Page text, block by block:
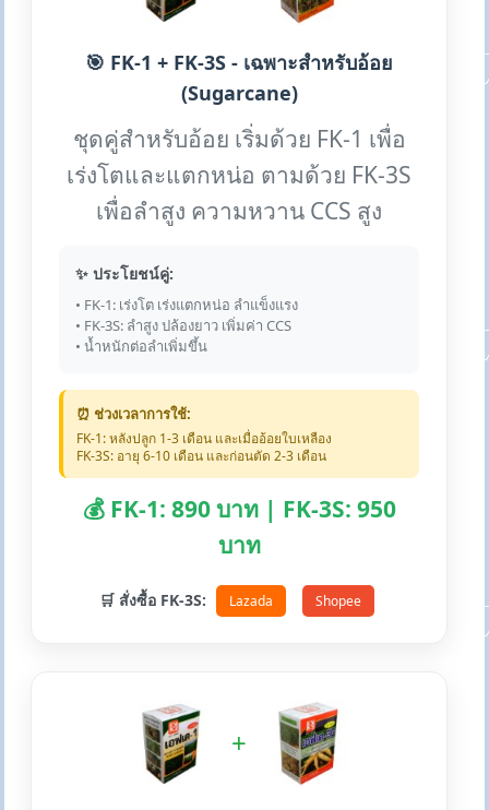
🎯 FK-1 + FK-3S - เฉพาะสำหรับอ้อย
(Sugarcane)
ชุดคู่สำหรับอ้อย เริ่มด้วย FK-1 เพื่อ
เร่งโตและแตกหน่อ ตามด้วย FK-3S
เพื่อลำสูง ความหวาน CCS สูง
✨ ประโยชน์คู่:
• FK-1: เร่งโต เร่งแตกหน่อ ลำแข็งแรง
• FK-3S: ลำสูง ปล้องยาว เพิ่มค่า CCS
• น้ำหนักต่อลำเพิ่มขึ้น
⏰ ช่วงเวลาการใช้:
FK-1: หลังปลูก 1-3 เดือน และเมื่ออ้อยใบเหลือง
FK-3S: อายุ 6-10 เดือน และก่อนตัด 2-3 เดือน
💰 FK-1: 890 บาท | FK-3S: 950
บาท
🛒 สั่งซื้อ FK-3S: Lazada Shopee
+